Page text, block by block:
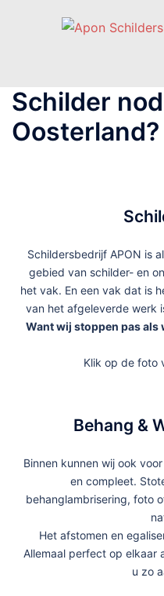
Schilder
Oosterland?
Schildersbedrijf APON is
gebied van schilder- en
het vak. En een vak dat is
van het afgeleverde werk
Want wij stoppen pas als
Klik op de foto
Behang &
Binnen kunnen wij ook
en compleet.
behanglambrisering, foto
Het afstomen en
Allemaal perfect op elkaar
u zo